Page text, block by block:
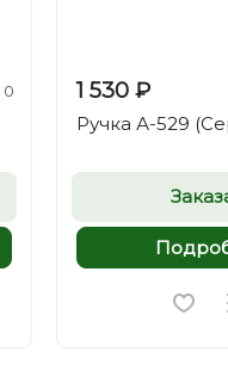
0 1 530 ₽
Ручка А-529